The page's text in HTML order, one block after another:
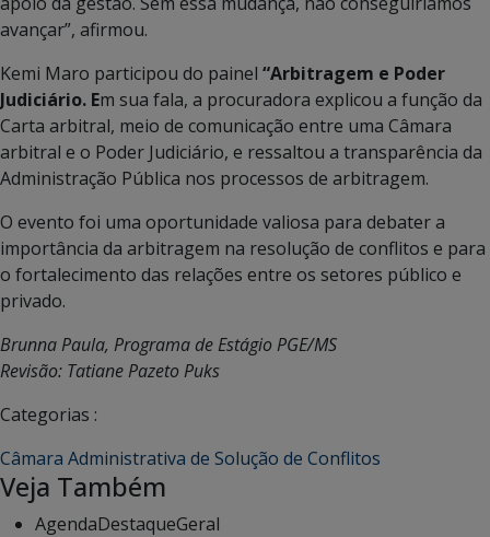
avançar”, afirmou.
Kemi Maro participou do painel “Arbitragem e Poder
Judiciário. Em sua fala, a procuradora explicou a função da
Carta arbitral, meio de comunicação entre uma Câmara
arbitral e o Poder Judiciário, e ressaltou a transparência da
Administração Pública nos processos de arbitragem.
O evento foi uma oportunidade valiosa para debater a
importância da arbitragem na resolução de conflitos e para
o fortalecimento das relações entre os setores público e
privado.
Brunna Paula, Programa de Estágio PGE/MS
Revisão: Tatiane Pazeto Puks
Categorias :
Câmara Administrativa de Solução de Conflitos
Veja Também
AgendaDestaqueGeral